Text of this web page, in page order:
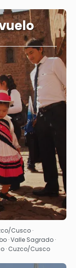
Cusco ·
· Valle Sagrado ·
· Cuzco/Cusco